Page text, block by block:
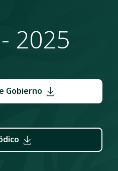
2025
Gobierno